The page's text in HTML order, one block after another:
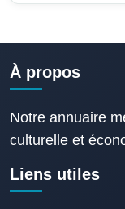
À propos
Notre annuaire
culturelle et
Liens utiles